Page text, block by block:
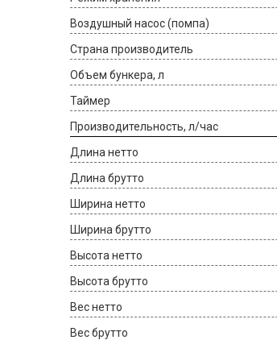
Воздушный насос (помпа)
Страна производитель
Объем бункера, л
Таймер
Производительность, л/час
Длина нетто
Длина брутто
Ширина нетто
Ширина брутто
Высота нетто
Высота брутто
Вес нетто
Вес брутто